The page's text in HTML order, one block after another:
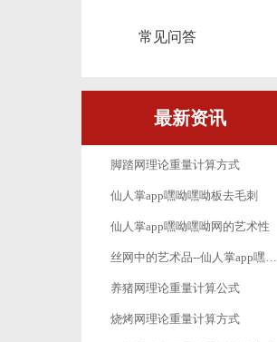
常见问答
最新资讯
脚踏网理论重量计算方式
仙人掌app嘿呦嘿呦板去毛刺
仙人掌app嘿呦嘿呦网的艺术性
丝网中的艺术品--仙人掌app嘿呦嘿呦网
养猪网理论重量计算公式
烧烤网理论重量计算方式